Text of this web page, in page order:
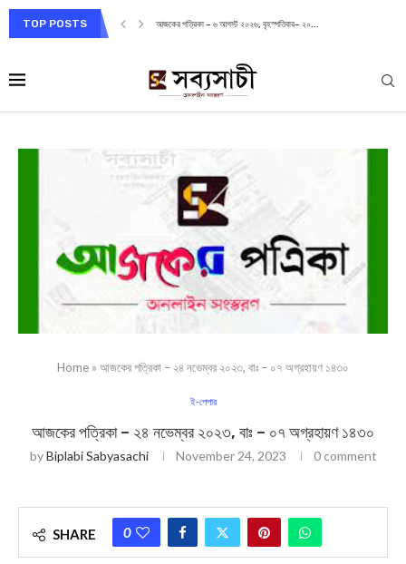
TOP POSTS আজকের পত্রিকা – ৬ আগস্ট ২০২৬, বৃহস্পতিবার– ২০...
Home » আজকের পত্রিকা – ২৪ নভেম্বর ২০২৩, বাঃ – ০৭ অগ্রহায়ণ ১৪৩০
ই-পেপার
আজকের পত্রিকা – ২৪ নভেম্বর ২০২৩, বাঃ – ০৭ অগ্রহায়ণ ১৪৩০
byBiplabi Sabyasachi November 24, 2023 0 comment
SHARE 0